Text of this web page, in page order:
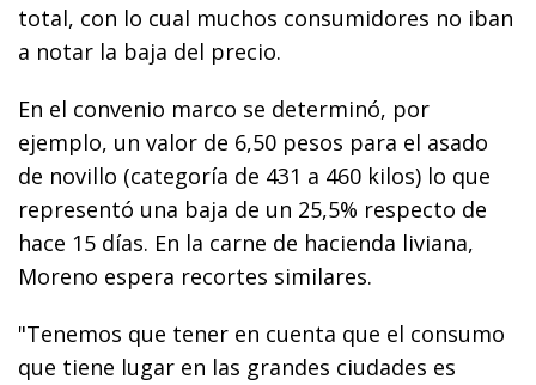
total, con lo cual muchos consumidores no iban
a notar la baja del precio.
En el convenio marco se determinó, por
ejemplo, un valor de 6,50 pesos para el asado
de novillo (categoría de 431 a 460 kilos) lo que
representó una baja de un 25,5% respecto de
hace 15 días. En la carne de hacienda liviana,
Moreno espera recortes similares.
"Tenemos que tener en cuenta que el consumo
que tiene lugar en las grandes ciudades es